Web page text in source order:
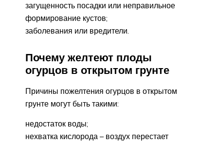
загущенность посадки или неправильное
формирование кустов;
заболевания или вредители.
Почему желтеют плоды
огурцов в открытом грунте
Причины пожелтения огурцов в открытом
грунте могут быть такими:
недостаток воды;
нехватка кислорода – воздух перестает